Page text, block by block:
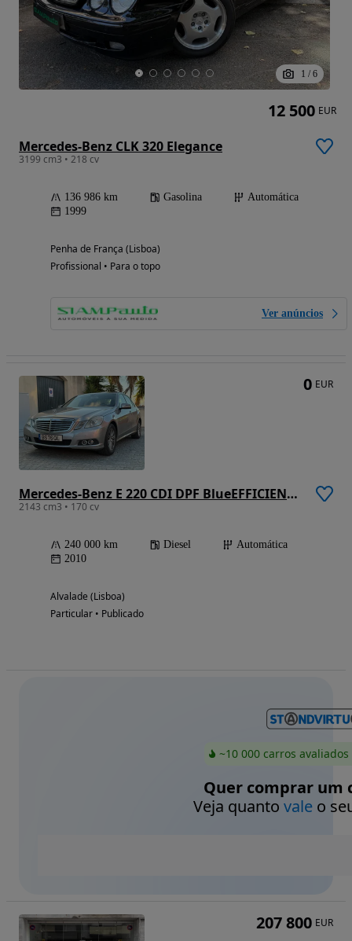
1 / 6
Mercedes-Benz CLK 320 Elegance
3199 cm3 • 218 cv
136 986 km Gasolina
Automática
1999
Penha de França (Lisboa)
Profissional • Para o topo
Ver anúncios
12 500 EUR
Mercedes-Benz E 220 CDI DPF BlueEFFICIENCY Auto Elegance
2143 cm3 • 170 cv
240 000 km Diesel
Automática
2010
Alvalade (Lisboa)
Particular • Publicado
0 EUR
~10 000 carros
Quer comprar um
Veja quanto valeo
207 800 EUR